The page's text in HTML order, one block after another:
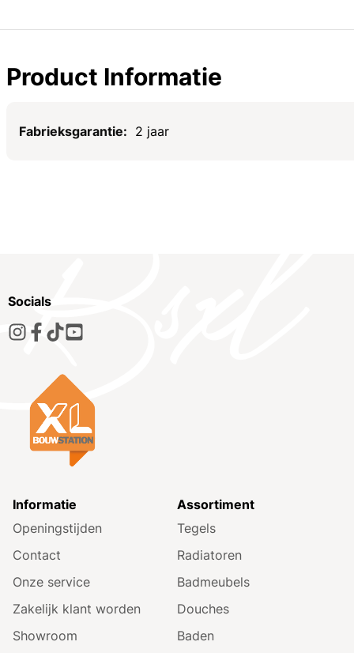
Product Informatie
Specificaties
2 jaar
Socials
Informatie
Openingstijden
Contact
Onze service
Zakelijk klant worden
Showroom
Assortiment
Tegels
Radiatoren
Badmeubels
Douches
Baden